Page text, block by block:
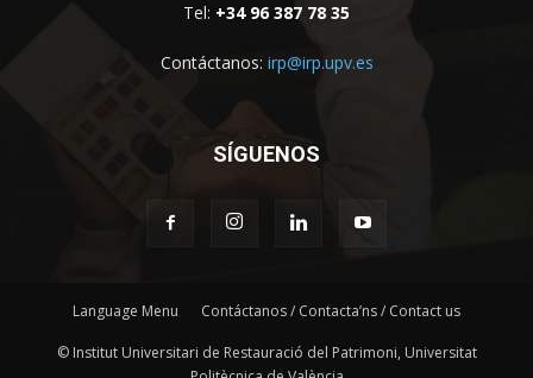
Tel: +34 96 387 78 35
Contáctanos: irp@irp.upv.es
SÍGUENOS
Language Menu Contáctanos / Contacta’ns / Contact us
© Institut Universitari de Restauració del Patrimoni, Universitat